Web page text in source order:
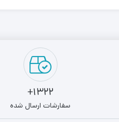
1322+
سفارشات ارسال شده